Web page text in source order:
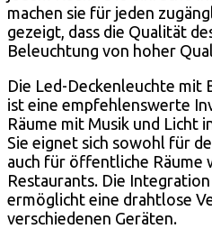
machen sie für jeden
gezeigt, dass die Qualität
Beleuchtung von hoher
Die Led-Deckenleuchte
ist eine empfehlenswerte
Räume mit Musik und Licht
Sie eignet sich sowohl für
auch für öffentliche Räume
Restaurants. Die
ermöglicht eine drahtlose
verschiedenen Geräten.